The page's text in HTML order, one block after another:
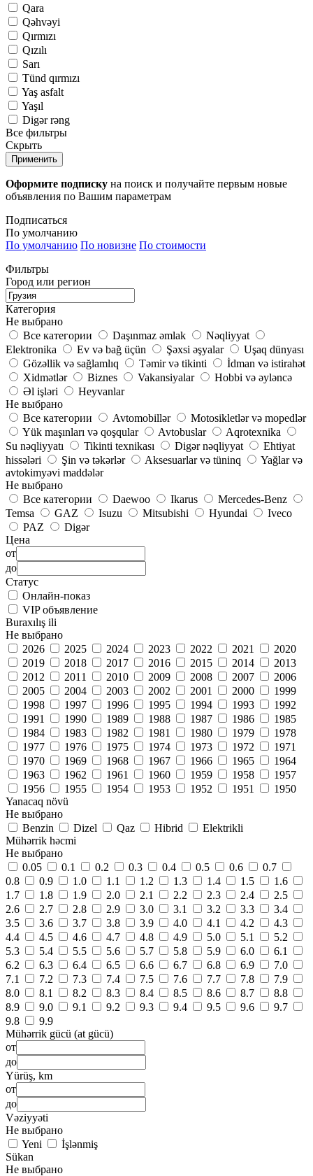
Qara
Qəhvəyi
Qırmızı
Qızılı
Sarı
Tünd qırmızı
Yaş asfalt
Yaşıl
Digər rəng
Все фильтры
Скрыть
Применить
Оформите подписку на поиск и получайте первым новые
объявления по Вашим параметрам
Подписаться
По умолчанию
По умолчанию По новизне По стоимости
Фильтры
Город или регион
Категория
Не выбрано
Все категории
Daşınmaz əmlak
Nəqliyyat
Elektronika
Ev və bağ üçün Şəxsi əşyalar
Uşaq dünyası
Gözəllik və sağlamlıq
Təmir və tikinti
İdman və istirahət
Xidmətlər
Biznes Vakansiyalar
Hobbi və əyləncə
Əl işləri
Heyvanlar
Не выбрано
Все категории
Avtomobillər
Motosikletlər və mopedlər
Yük maşınları və qoşqular
Avtobuslar
Aqrotexnika
Su nəqliyyatı
Tikinti texnikası Digər nəqliyyat
Ehtiyat
hissələri
Şin və təkərlər Aksesuarlar və tüninq
Yağlar və
avtokimyəvi maddələr
Не выбрано
Все категории
Daewoo Ikarus
Mercedes-Benz
Temsa
GAZ Isuzu Mitsubishi Hyundai
Iveco
PAZ
Digər
Цена
от
до
Статус
Онлайн-показ
VIP объявление
Buraxılış ili
Не выбрано
2026
2025 2024 2023 2022 2021
2020
2019
2018 2017 2016 2015 2014
2013
2012
2011 2010 2009 2008 2007
2006
2005
2004 2003 2002 2001 2000
1999
1998
1997 1996 1995 1994 1993
1992
1991
1990 1989 1988 1987 1986
1985
1984
1983 1982 1981 1980 1979
1978
1977
1976 1975 1974 1973 1972
1971
1970
1969 1968 1967 1966 1965
1964
1963
1962 1961 1960 1959 1958
1957
1956
1955 1954 1953 1952 1951
1950
Yanacaq növü
Не выбрано
Benzin
Dizel Qaz Hibrid
Elektrikli
Mühərrik həcmi
Не выбрано
0.05
0.1 0.2 0.3 0.4 0.5 0.6
0.7
0.8
0.9 1.0 1.1 1.2 1.3 1.4 1.5
1.6
1.7
1.8 1.9 2.0 2.1 2.2 2.3 2.4
2.5
2.6
2.7 2.8 2.9 3.0 3.1 3.2 3.3
3.4
3.5
3.6 3.7 3.8 3.9 4.0 4.1 4.2
4.3
4.4
4.5 4.6 4.7 4.8 4.9 5.0 5.1
5.2
5.3
5.4 5.5 5.6 5.7 5.8 5.9 6.0
6.1
6.2
6.3 6.4 6.5 6.6 6.7 6.8 6.9
7.0
7.1
7.2 7.3 7.4 7.5 7.6 7.7 7.8
7.9
8.0
8.1 8.2 8.3 8.4 8.5 8.6 8.7
8.8
8.9
9.0 9.1 9.2 9.3 9.4 9.5 9.6
9.7
9.8
9.9
Mühərrik gücü (at gücü)
от
до
Yürüş, km
от
до
Vəziyyəti
Не выбрано
Yeni
İşlənmiş
Sükan
Не выбрано